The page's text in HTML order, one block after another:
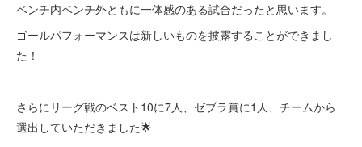
ベンチ内ベンチ外ともに一体感のある試合だったと思います。
ゴールパフォーマンスは新しいものを披露することができまし
た！
さらにリーグ戦のベスト10に7人、ゼブラ賞に1人、チームから
選出していただきました🌟